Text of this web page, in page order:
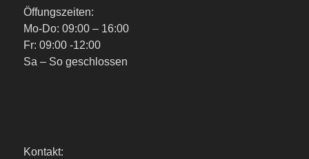
Öffungszeiten:
Mo-Do: 09:00 – 16:00
Fr: 09:00 -12:00
Sa – So geschlossen
Kontakt: